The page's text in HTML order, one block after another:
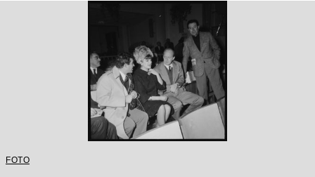
FOTO